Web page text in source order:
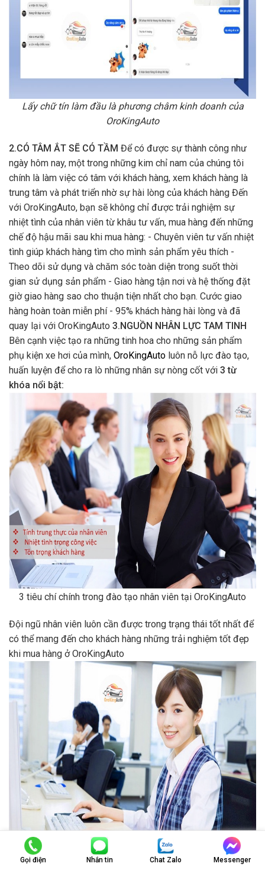
Lấy chữ tín làm đầu là phương châm kinh doanh của
OroKingAuto
2.CÓ TÂM ẮT SẼ CÓ TẦM Để có được sự thành công như
ngày hôm nay, một trong những kim chỉ nam của chúng tôi
chính là làm việc có tâm với khách hàng, xem khách hàng là
trung tâm và phát triển nhờ sự hài lòng của khách hàng Đến
với OroKingAuto, bạn sẽ không chỉ được trải nghiệm sự
nhiệt tình của nhân viên từ khâu tư vấn, mua hàng đến những
chế độ hậu mãi sau khi mua hàng: - Chuyên viên tư vấn nhiệt
tình giúp khách hàng tìm cho mình sản phẩm yêu thích -
Theo dõi sử dụng và chăm sóc toàn diện trong suốt thời
gian sử dụng sản phẩm - Giao hàng tận nơi và hệ thống đặt
giờ giao hàng sao cho thuận tiện nhất cho bạn. Cước giao
hàng hoàn toàn miễn phí - 95% khách hàng hài lòng và đã
quay lại với OroKingAuto 3.NGUỒN NHÂN LỰC TAM TINH
Bên cạnh việc tạo ra những tinh hoa cho những sản phẩm
phụ kiện xe hơi của mình, OroKingAuto luôn nỗ lực đào tạo,
huấn luyện để cho ra lò những nhân sự nòng cốt với 3 từ
khóa nổi bật:
3 tiêu chí chính trong đào tạo nhân viên tại OroKingAuto
Đội ngũ nhân viên luôn cần được trong trạng thái tốt nhất để
có thể mang đến cho khách hàng những trải nghiệm tốt đẹp
khi mua hàng ở OroKingAuto
Đội nhân viên tư vấn tại OroKingAuto được đào tạo chuyên
Gọi điện Nhắn tin Chat Zalo Messenger